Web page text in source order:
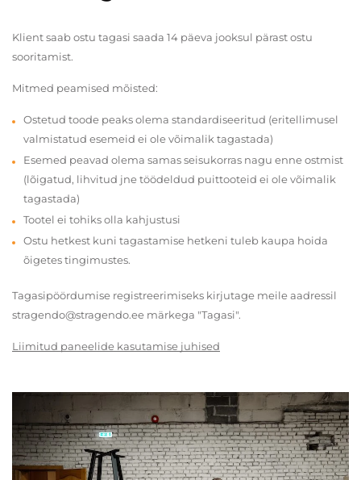
Klient saab ostu tagasi saada 14 päeva jooksul pärast ostu
sooritamist.
Mitmed peamised mõisted:
Ostetud toode peaks olema standardiseeritud (eritellimusel
valmistatud esemeid ei ole võimalik tagastada)
Esemed peavad olema samas seisukorras nagu enne ostmist
(lõigatud, lihvitud jne töödeldud puittooteid ei ole võimalik
tagastada)
Tootel ei tohiks olla kahjustusi
Ostu hetkest kuni tagastamise hetkeni tuleb kaupa hoida
õigetes tingimustes.
Tagasipöördumise registreerimiseks kirjutage meile aadressil
stragendo@stragendo.ee märkega "Tagasi".
Liimitud paneelide kasutamise juhised